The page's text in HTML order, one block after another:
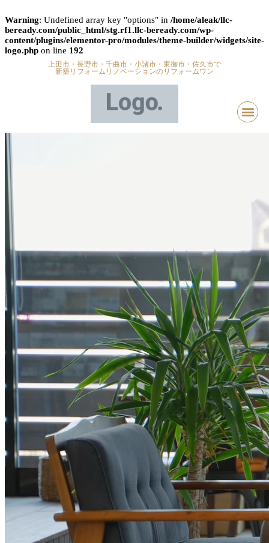
Warning: Undefined array key "options" in /home/aleak/llc-
beready.com/public_html/stg.rf1.llc-beready.com/wp-
content/plugins/elementor-pro/modules/theme-builder/widgets/site-
logo.php on line 192
上田市・長野市・千曲市・小諸市・東御市・佐久市で
新築リフォームリノベーションのリフォームワン